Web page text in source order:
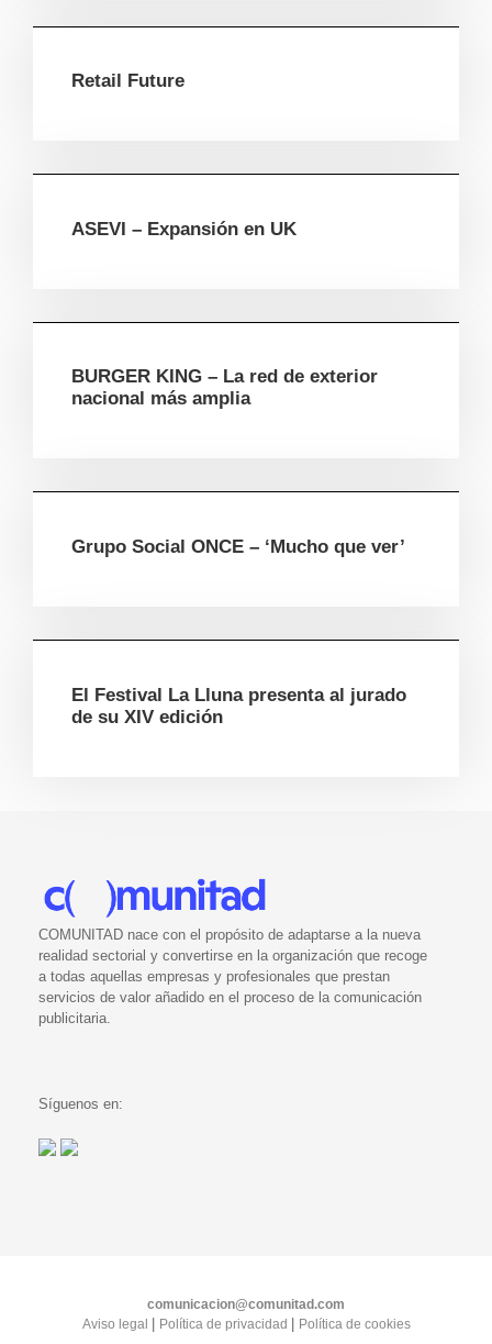
Retail Future
ASEVI – Expansión en UK
BURGER KING – La red de exterior
nacional más amplia
Grupo Social ONCE – ‘Mucho que ver’
El Festival La Lluna presenta al jurado
de su XIV edición
COMUNITAD nace con el propósito de adaptarse a la nueva
realidad sectorial y convertirse en la organización que recoge
a todas aquellas empresas y profesionales que prestan
servicios de valor añadido en el proceso de la comunicación
publicitaria.
Síguenos en:
comunicacion@comunitad.com
Aviso legal | Política de privacidad | Política de cookies